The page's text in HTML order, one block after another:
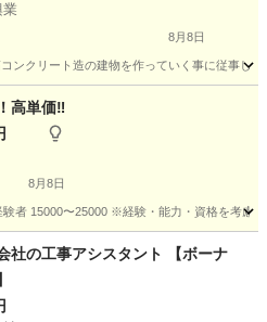
8月8日
ンクリート造の建物を作っていく事に従事
駅 大工
高単価‼︎
8月8日
者 15000〜25000 ※経験・能力・資格を考慮
木 協力会社
社の工事アシスタント 【ボーナ